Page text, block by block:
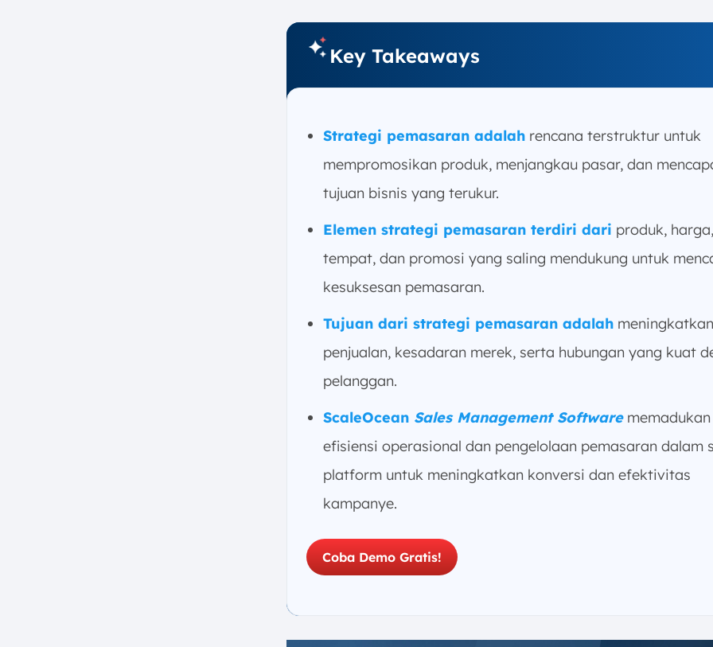
Key Takeaways
Strategi pemasaran adalah rencana terstruktur untuk
mempromosikan produk, menjangkau pasar, dan
tujuan bisnis yang terukur.
Elemen strategi pemasaran terdiri dari produk, harga,
tempat, dan promosi yang saling mendukung untuk
kesuksesan pemasaran.
Tujuan dari strategi pemasaran adalah meningkatkan
penjualan, kesadaran merek, serta hubungan yang kuat
pelanggan.
ScaleOcean Sales Management Softwarememadukan
efisiensi operasional dan pengelolaan pemasaran dalam
platform untuk meningkatkan konversi dan efektivitas
kampanye.
Coba Demo Gratis!